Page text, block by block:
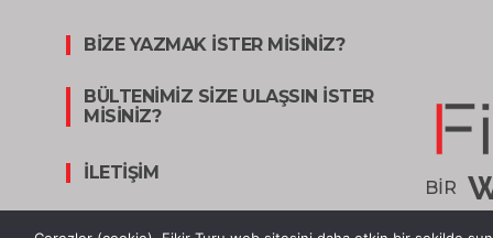
BİZE YAZMAK İSTER MİSİNİZ?
BÜLTENİMİZ SİZE ULAŞSIN İSTER
MİSİNİZ?
İLETİŞİM
KÜNYE
BİR